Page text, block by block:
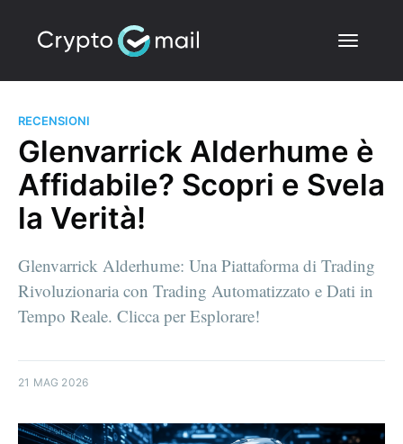
RECENSIONI
Glenvarrick Alderhume è
Affidabile? Scopri e Svela
la Verità!
Glenvarrick Alderhume: Una Piattaforma di Trading
Rivoluzionaria con Trading Automatizzato e Dati in
Tempo Reale. Clicca per Esplorare!
21 MAG 2026